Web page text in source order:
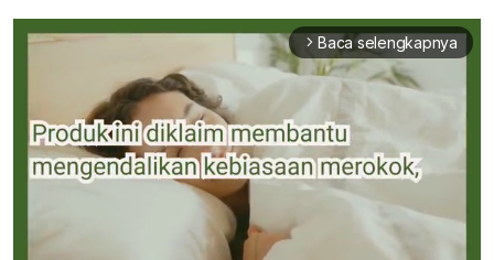
arrow_forward_ios Baca selengkapnya